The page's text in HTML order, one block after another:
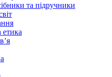
та підручники
етика